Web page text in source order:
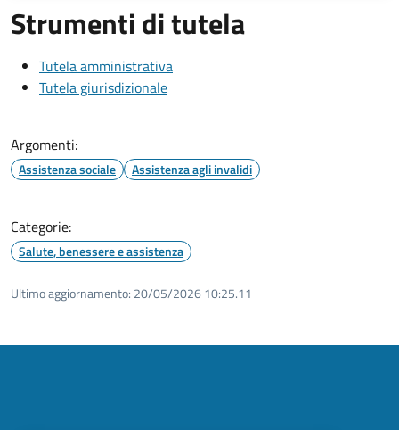
Strumenti di tutela
Tutela amministrativa
Tutela giurisdizionale
Argomenti:
Assistenza sociale Assistenza agli invalidi
Categorie:
Salute, benessere e assistenza
Ultimo aggiornamento: 20/05/2026 10:25.11